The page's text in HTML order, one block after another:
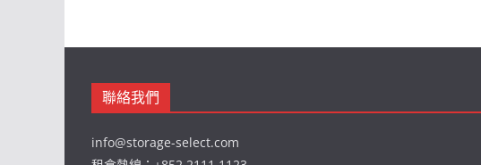
聯絡我們
info@storage-select.com